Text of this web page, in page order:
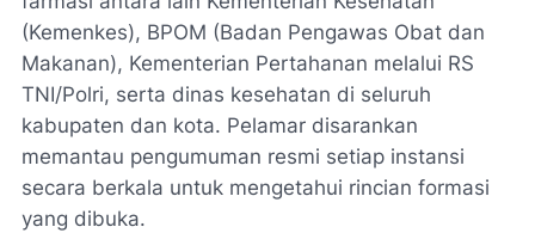
(Kemenkes), BPOM (Badan Pengawas Obat dan
Makanan), Kementerian Pertahanan melalui RS
TNI/Polri, serta dinas kesehatan di seluruh
kabupaten dan kota. Pelamar disarankan
memantau pengumuman resmi setiap instansi
secara berkala untuk mengetahui rincian formasi
yang dibuka.